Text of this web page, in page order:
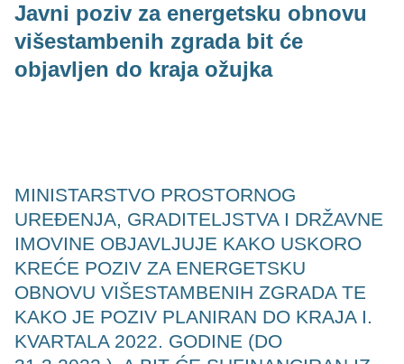
Javni poziv za energetsku obnovu
višestambenih zgrada bit će
objavljen do kraja ožujka
MINISTARSTVO PROSTORNOG
UREĐENJA, GRADITELJSTVA I DRŽAVNE
IMOVINE OBJAVLJUJE KAKO USKORO
KREĆE POZIV ZA ENERGETSKU
OBNOVU VIŠESTAMBENIH ZGRADA TE
KAKO JE POZIV PLANIRAN DO KRAJA I.
KVARTALA 2022. GODINE (DO